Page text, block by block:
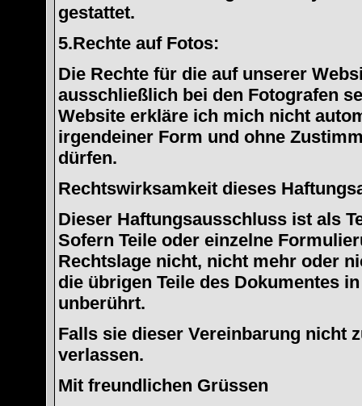
gestattet.
5.Rechte auf Fotos:
Die Rechte für die auf unserer
ausschließlich bei den Fotografen
Website erkläre ich mich nicht
irgendeiner Form und ohne
dürfen.
Rechtswirksamkeit dieses
Dieser Haftungsausschluss ist als
Sofern Teile oder einzelne
Rechtslage nicht, nicht mehr oder
die übrigen Teile des Dokumentes
unberührt.
Falls sie dieser Vereinbarung nicht
verlassen.
Mit freundlichen Grüssen